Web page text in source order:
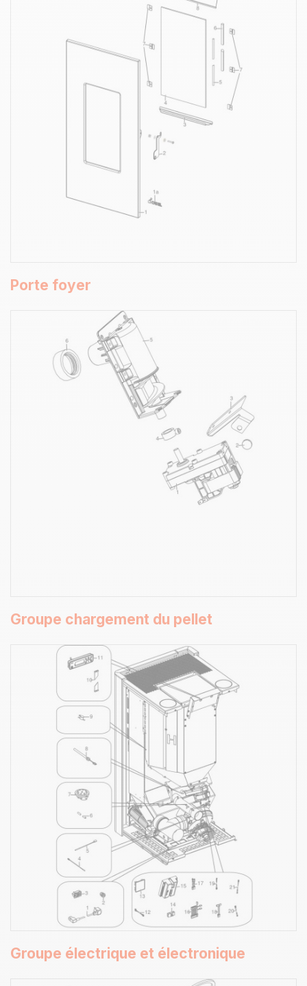
Porte foyer
Groupe chargement du pellet
Groupe électrique et électronique